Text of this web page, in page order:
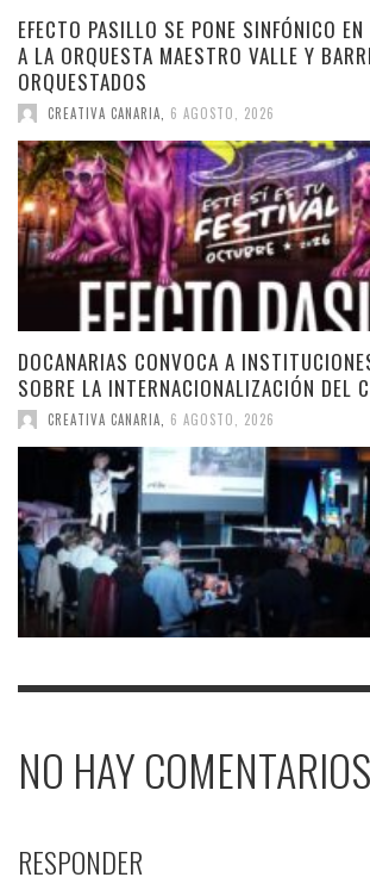
EFECTO PASILLO SE PONE SINFÓNICO
A LA ORQUESTA MAESTRO VALLE Y
ORQUESTADOS
CREATIVA CANARIA 6 AGOSTO, 2026
DOCANARIAS CONVOCA A
SOBRE LA INTERNACIONALIZACIÓN DEL
CREATIVA CANARIA 6 AGOSTO, 2026
NO HAY COMENTARIOS
RESPONDER